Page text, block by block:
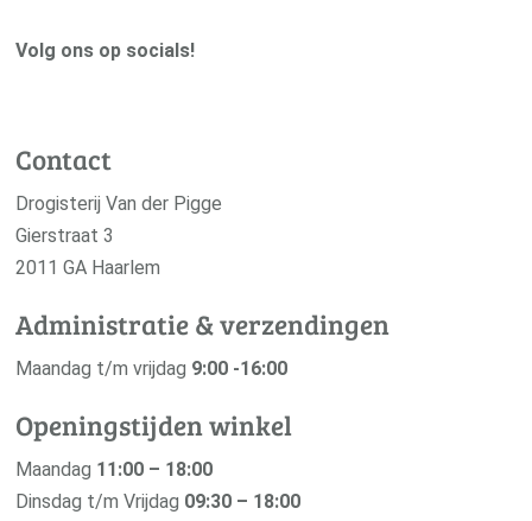
Volg ons op socials!
Contact
Drogisterij Van der Pigge
Gierstraat 3
2011 GA Haarlem
Administratie & verzendingen
Maandag t/m vrijdag 9:00 -16:00
Openingstijden winkel
Maandag 11:00 – 18:00
Dinsdag t/m Vrijdag 09:30 – 18:00